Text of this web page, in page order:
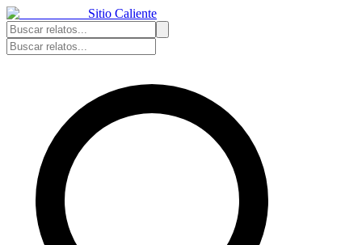
Sitio Caliente